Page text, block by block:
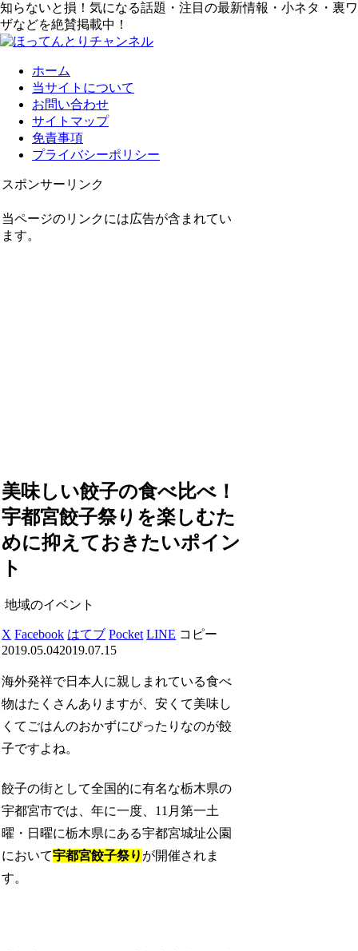
知らないと損！気になる話題・注目の最新情報・小ネタ・裏ワ
ザなどを絶賛掲載中！
ホーム
当サイトについて
お問い合わせ
サイトマップ
免責事項
プライバシーポリシー
スポンサーリンク
当ページのリンクには広告が含まれてい
ます。
美味しい餃子の食べ比べ！
宇都宮餃子祭りを楽しむた
めに抑えておきたいポイン
ト
地域のイベント
X Facebook はてブ Pocket LINE コピー
2019.05.042019.07.15
海外発祥で日本人に親しまれている食べ
物はたくさんありますが、安くて美味し
くてごはんのおかずにぴったりなのが餃
子ですよね。
餃子の街として全国的に有名な栃木県の
宇都宮市では、年に一度、11月第一土
曜・日曜に栃木県にある宇都宮城址公園
において宇都宮餃子祭り が開催されま
す。